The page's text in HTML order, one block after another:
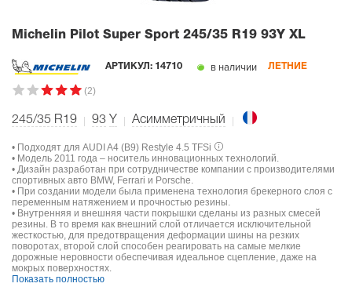
Michelin Pilot Super Sport 245/35 R19 93Y XL
АРТИКУЛ: 14710 в наличии ЛЕТНИЕ
(2)
245/35 R19 93 Y Асимметричный
• Подходят для AUDI A4 (B9) Restyle 4.5 TFSi
• Модель 2011 года – носитель инновационных технологий.
• Дизайн разработан при сотрудничестве компании с производителями
спортивных авто BMW, Ferrari и Porsche.
• При создании модели была применена технология брекерного слоя с
переменным натяжением и прочностью резины.
• Внутренняя и внешняя части покрышки сделаны из разных смесей
резины. В то время как внешний слой отличается исключительной
жесткостью, для предотвращения деформации шины на резких
поворотах, второй слой способен реагировать на самые мелкие
дорожные неровности обеспечивая идеальное сцепление, даже на
мокрых поверхностях.
Показать полностью